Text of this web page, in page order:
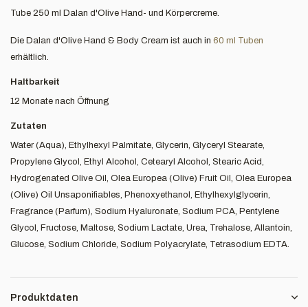
Tube 250 ml Dalan d'Olive Hand- und Körpercreme.
Die Dalan d'Olive Hand & Body Cream ist auch in 60 ml Tuben
erhältlich.
Haltbarkeit
12 Monate nach Öffnung
Zutaten
Water (Aqua), Ethylhexyl Palmitate, Glycerin, Glyceryl Stearate,
Propylene Glycol, Ethyl Alcohol, Cetearyl Alcohol, Stearic Acid,
Hydrogenated Olive Oil, Olea Europea (Olive) Fruit Oil, Olea Europea
(Olive) Oil Unsaponifiables, Phenoxyethanol, Ethylhexylglycerin,
Fragrance (Parfum), Sodium Hyaluronate, Sodium PCA, Pentylene
Glycol, Fructose, Maltose, Sodium Lactate, Urea, Trehalose, Allantoin,
Glucose, Sodium Chloride, Sodium Polyacrylate, Tetrasodium EDTA.
Produktdaten